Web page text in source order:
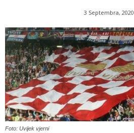
3 Septembra, 2020
Foto: Uvijek vjerni